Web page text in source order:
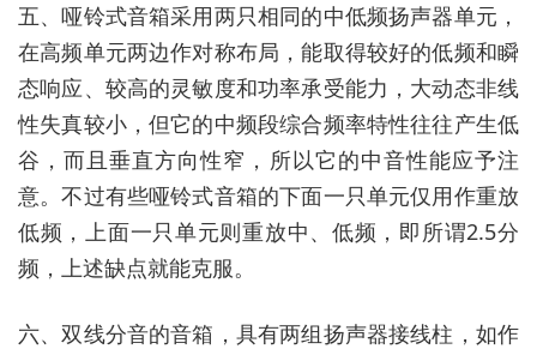
五、哑铃式音箱采用两只相同的中低频扬声器单元，
在高频单元两边作对称布局，能取得较好的低频和瞬
态响应、较高的灵敏度和功率承受能力，大动态非线
性失真较小，但它的中频段综合频率特性往往产生低
谷，而且垂直方向性窄，所以它的中音性能应予注
意。不过有些哑铃式音箱的下面一只单元仅用作重放
低频，上面一只单元则重放中、低频，即所谓2.5分
频，上述缺点就能克服。
六、双线分音的音箱，具有两组扬声器接线柱，如作